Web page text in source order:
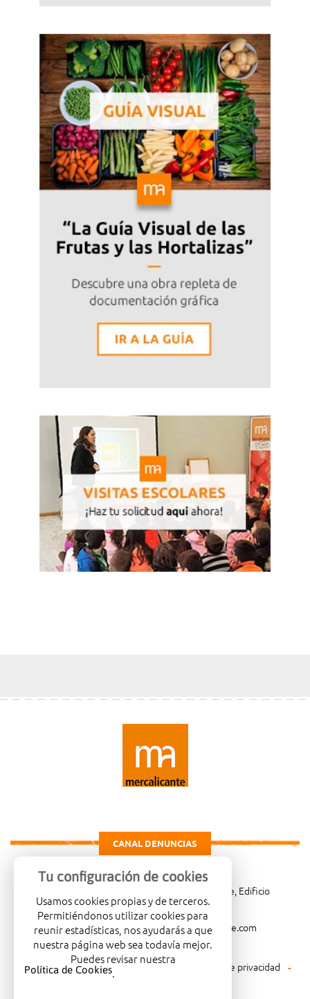
CANAL DENUNCIAS
Carretera de Madrid Km. 4, 03114 Alicante, Edificio
Administrativo, planta 3ª
966081001
merca@mercalicante.com
Aviso legal Política de cookies
Política de privacidad
Política medioambiental
Tu configuración de cookies
Usamos cookies propias y de terceros.
Permitiéndonos utilizar cookies para
reunir estadísticas, nos ayudarás a que
nuestra página web sea todavía mejor.
Puedes revisar nuestra
Política de Cookies.